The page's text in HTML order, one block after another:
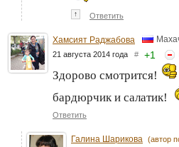
↑ Ответить
Хамсият Раджабова
21 августа 2014 года # +1
Здорово смотрится!
бардюрчик и салатик!
Ответить
Галина Шарикова (автор